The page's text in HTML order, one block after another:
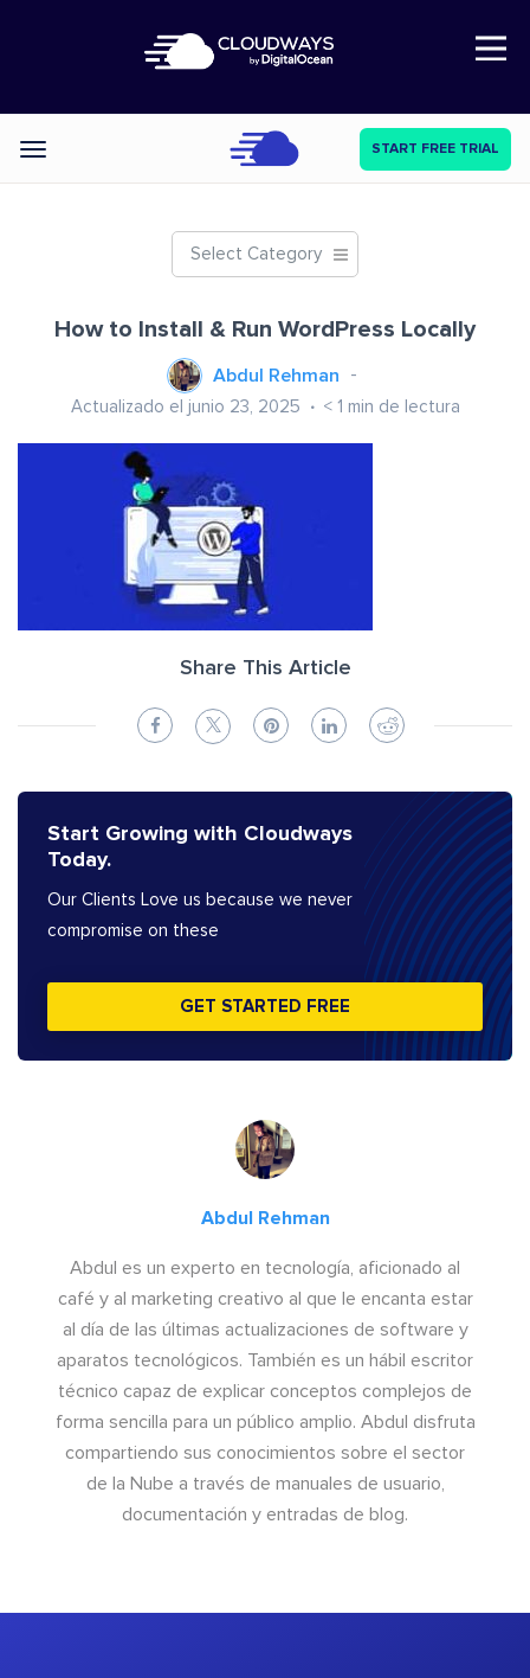
Open Nav
Categories START FREE TRIAL
Select Category
How to Install & Run WordPress Locally
Abdul Rehman
Actualizado el junio 23, 2025 < 1 min de lectura
Share This Article
Start Growing with Cloudways
Today.
Our Clients Love us because we never
compromise on these
GET STARTED FREE
Abdul Rehman
Abdul es un experto en tecnología, aficionado al
café y al marketing creativo al que le encanta estar
al día de las últimas actualizaciones de software y
aparatos tecnológicos. También es un hábil escritor
técnico capaz de explicar conceptos complejos de
forma sencilla para un público amplio. Abdul disfruta
compartiendo sus conocimientos sobre el sector
de la Nube a través de manuales de usuario,
documentación y entradas de blog.